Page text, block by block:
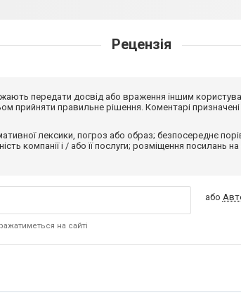
Рецензія
передати досвід або враження іншим
прийняти правильне рішення. Коментарі
лексики, погроз або образ; безпосереднє
компанії і / або її послуги; розміщення посилань
на сайті
або